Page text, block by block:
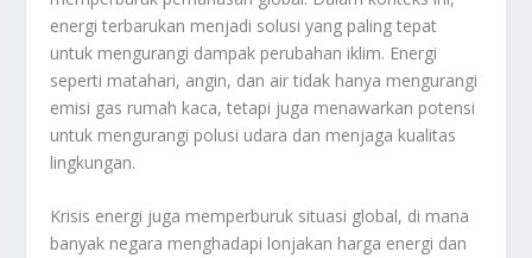
energi terbarukan menjadi solusi yang paling tepat
untuk mengurangi dampak perubahan iklim. Energi
seperti matahari, angin, dan air tidak hanya mengurangi
emisi gas rumah kaca, tetapi juga menawarkan potensi
untuk mengurangi polusi udara dan menjaga kualitas
lingkungan.
Krisis energi juga memperburuk situasi global, di mana
banyak negara menghadapi lonjakan harga energi dan